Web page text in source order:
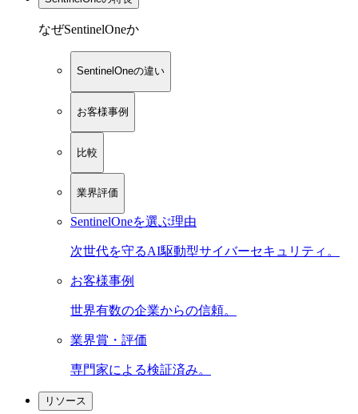
なぜSentinelOneか
SentinelOneの違い
お客様事例
比較
業界評価
SentinelOneを選ぶ理由
次世代を守るAI駆動型サイバーセキュリティ。
お客様事例
世界有数の企業からの信頼。
業界賞・評価
専門家による検証済み。
リソース